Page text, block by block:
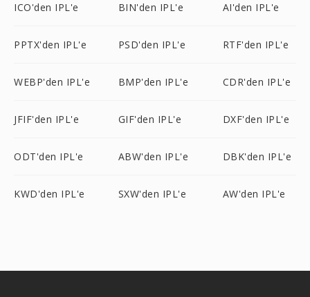
ICO'den IPL'e BIN'den IPL'e AI'den IPL'e
PPTX'den IPL'e PSD'den IPL'e RTF'den IPL'e
WEBP'den IPL'e BMP'den IPL'e CDR'den IPL'e
JFIF'den IPL'e GIF'den IPL'e DXF'den IPL'e
ODT'den IPL'e ABW'den IPL'e DBK'den IPL'e
KWD'den IPL'e SXW'den IPL'e AW'den IPL'e